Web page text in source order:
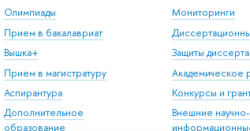
Олимпиады
Прием в бакалавриат
Вышка+
Прием в магистратуру
Аспирантура
Дополнительное
образование
Мониторинги
Защиты
Академическое
Конкурсы и
Внешние научно-